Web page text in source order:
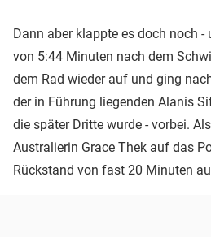
Dann aber klappte es doch noch -
von 5:44 Minuten nach dem
dem Rad wieder auf und ging
der in Führung liegenden Alanis
die später Dritte wurde - vorbei.
Australierin Grace Thek auf das
Rückstand von fast 20 Minuten